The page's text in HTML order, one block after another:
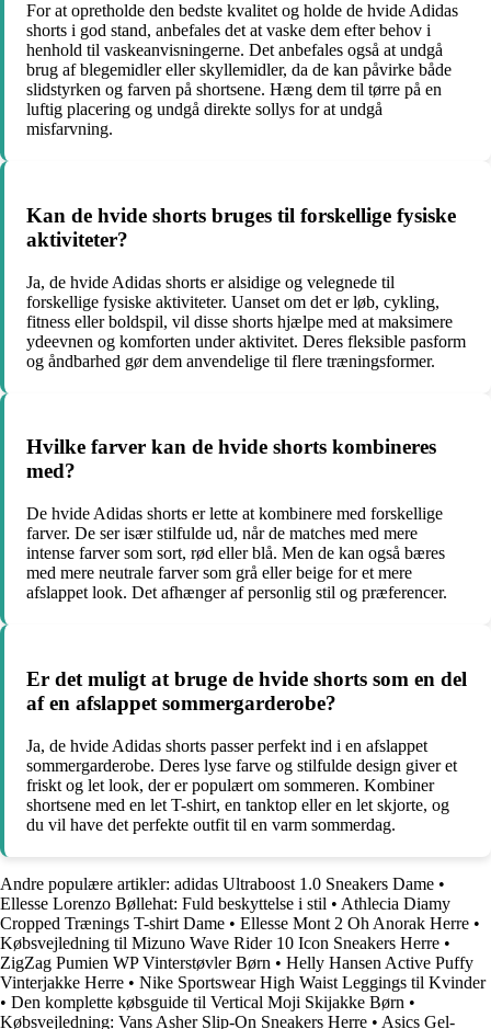
For at opretholde den bedste kvalitet og holde de hvide Adidas
shorts i god stand, anbefales det at vaske dem efter behov i
henhold til vaskeanvisningerne. Det anbefales også at undgå
brug af blegemidler eller skyllemidler, da de kan påvirke både
slidstyrken og farven på shortsene. Hæng dem til tørre på en
luftig placering og undgå direkte sollys for at undgå
misfarvning.
Kan de hvide shorts bruges til forskellige fysiske
aktiviteter?
Ja, de hvide Adidas shorts er alsidige og velegnede til
forskellige fysiske aktiviteter. Uanset om det er løb, cykling,
fitness eller boldspil, vil disse shorts hjælpe med at maksimere
ydeevnen og komforten under aktivitet. Deres fleksible pasform
og åndbarhed gør dem anvendelige til flere træningsformer.
Hvilke farver kan de hvide shorts kombineres
med?
De hvide Adidas shorts er lette at kombinere med forskellige
farver. De ser især stilfulde ud, når de matches med mere
intense farver som sort, rød eller blå. Men de kan også bæres
med mere neutrale farver som grå eller beige for et mere
afslappet look. Det afhænger af personlig stil og præferencer.
Er det muligt at bruge de hvide shorts som en del
af en afslappet sommergarderobe?
Ja, de hvide Adidas shorts passer perfekt ind i en afslappet
sommergarderobe. Deres lyse farve og stilfulde design giver et
friskt og let look, der er populært om sommeren. Kombiner
shortsene med en let T-shirt, en tanktop eller en let skjorte, og
du vil have det perfekte outfit til en varm sommerdag.
Andre populære artikler: adidas Ultraboost 1.0 Sneakers Dame •
Ellesse Lorenzo Bøllehat: Fuld beskyttelse i stil • Athlecia Diamy
Cropped Trænings T-shirt Dame • Ellesse Mont 2 Oh Anorak Herre •
Købsvejledning til Mizuno Wave Rider 10 Icon Sneakers Herre •
ZigZag Pumien WP Vinterstøvler Børn • Helly Hansen Active Puffy
Vinterjakke Herre • Nike Sportswear High Waist Leggings til Kvinder
• Den komplette købsguide til Vertical Moji Skijakke Børn •
Købsvejledning: Vans Asher Slip-On Sneakers Herre • Asics Gel-